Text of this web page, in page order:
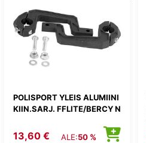
POLISPORT YLEIS ALUMIINI
KIIN.SARJ. FFLITE/BERCY N
13,60 € ALE:50 %